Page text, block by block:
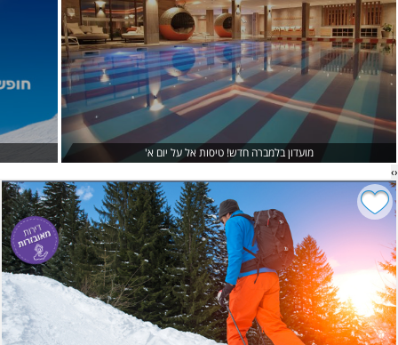
מועדון בלמברה חדש! טיסות אל על יום א'
‹
›